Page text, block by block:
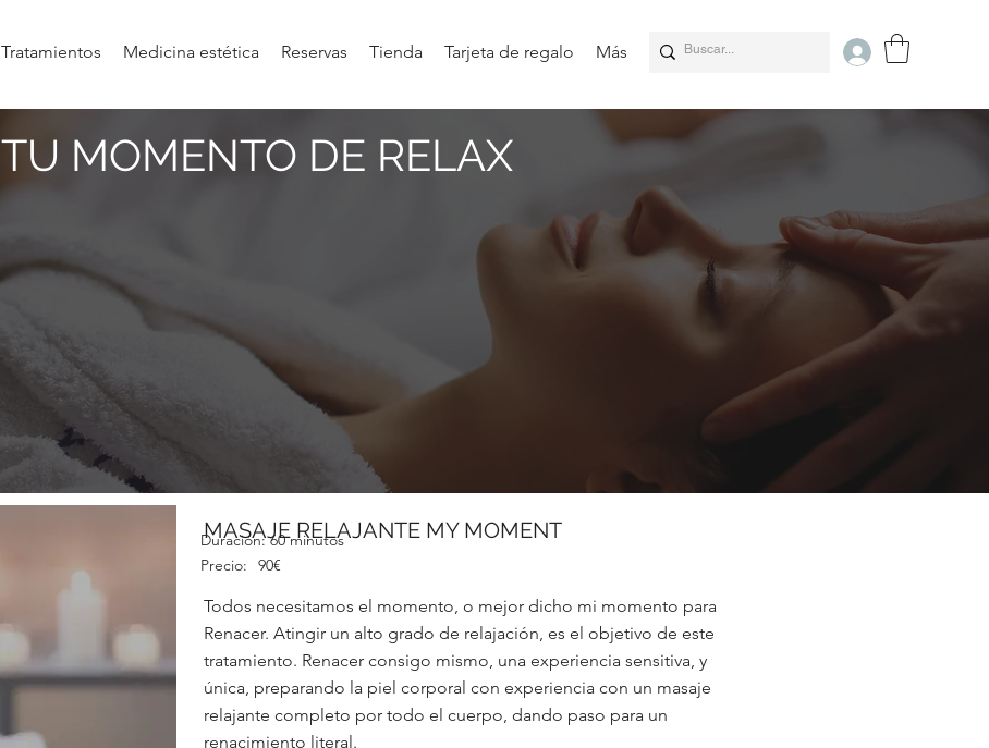
Tratamientos Medicina estética Reservas Tienda Tarjeta de regalo Más
TU MOMENTO DE RELAX
60 minutos
Duración:
Precio:
90€
MASAJE RELAJANTE MY MOMENT
Todos necesitamos el momento, o mejor dicho mi momento para
Renacer. Atingir un alto grado de relajación, es el objetivo de este
tratamiento. Renacer consigo mismo, una experiencia sensitiva, y
única, preparando la piel corporal con experiencia con un masaje
relajante completo por todo el cuerpo, dando paso para un
renacimiento literal.